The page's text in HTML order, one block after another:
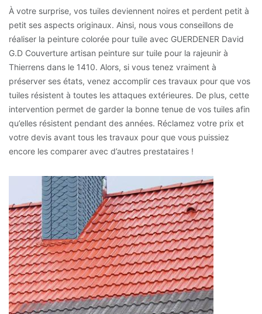
À votre surprise, vos tuiles deviennent noires et perdent petit à
petit ses aspects originaux. Ainsi, nous vous conseillons de
réaliser la peinture colorée pour tuile avec GUERDENER David
G.D Couverture artisan peinture sur tuile pour la rajeunir à
Thierrens dans le 1410. Alors, si vous tenez vraiment à
préserver ses états, venez accomplir ces travaux pour que vos
tuiles résistent à toutes les attaques extérieures. De plus, cette
intervention permet de garder la bonne tenue de vos tuiles afin
qu’elles résistent pendant des années. Réclamez votre prix et
votre devis avant tous les travaux pour que vous puissiez
encore les comparer avec d’autres prestataires !